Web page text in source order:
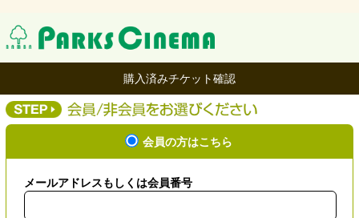
購入済みチケット確認
会員の方はこちら
メールアドレスもしくは会員番号